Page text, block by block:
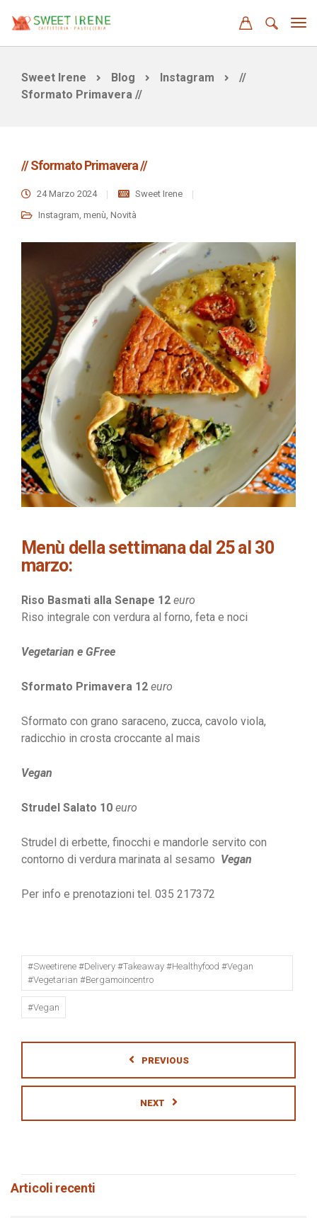
Sweet Irene Blog Instagram
//
Sformato Primavera //
// Sformato Primavera //
24 Marzo 2024
Sweet Irene
Instagram, menù, Novità
Menù della settimana dal 25 al 30
marzo:
Riso Basmati alla Senape 12 euro
Riso integrale con verdura al forno, feta e noci
Vegetarian e GFree
Sformato Primavera 12 euro
Sformato con grano saraceno, zucca, cavolo viola,
radicchio in crosta croccante al mais
Vegan
Strudel Salato 10 euro
Strudel di erbette, finocchi e mandorle servito con
contorno di verdura marinata al sesamo Vegan
Per info e prenotazioni tel. 035 217372
#sweetirene #delivery #takeaway #healthyfood #vegan
#vegetarian #bergamoincentro
#vegan
PREVIOUS
NEXT
Articoli recenti